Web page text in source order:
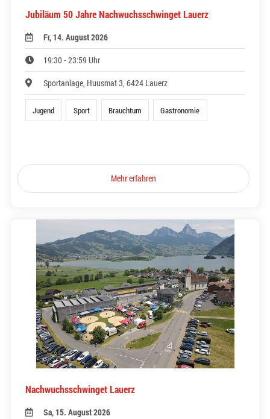
Jubiläum 50 Jahre Nachwuchsschwinget Lauerz
Fr, 14. August 2026
19:30 - 23:59 Uhr
Sportanlage, Huusmat 3, 6424 Lauerz
Jugend Sport Brauchtum Gastronomie
Mehr erfahren
Nachwuchsschwinget Lauerz
Sa, 15. August 2026